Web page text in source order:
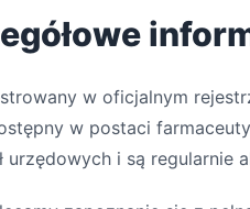
w oficjalnym
w postaci
i są regularnie